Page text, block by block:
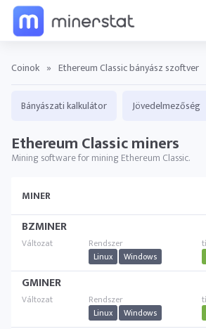
Coinok » Ethereum Classic bányász szoftver
Bányászati kalkulátor Jövedelmezőség
Ethereum Classic miners
Mining software for mining Ethereum Classic.
MINER
BZMINER
Linux Windows
GMINER
Linux Windows